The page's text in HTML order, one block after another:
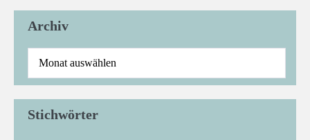
Archiv
Stichwörter